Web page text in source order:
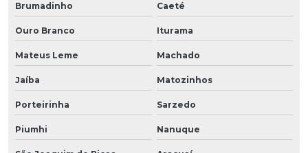
Brumadinho Caeté
Ouro Branco Iturama
Mateus Leme Machado
Jaíba Matozinhos
Porteirinha Sarzedo
Piumhi Nanuque